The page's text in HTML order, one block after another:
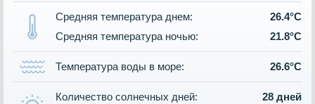
Средняя температура днем:
26.4°C
Средняя температура ночью:
21.8°C
Температура воды в море: 26.6°C
Количество солнечных дней:
28 дней